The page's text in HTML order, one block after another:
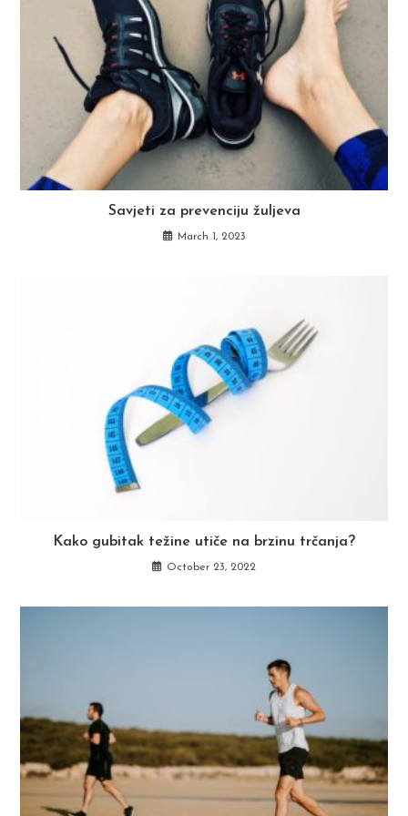
Savjeti za prevenciju žuljeva
March 1, 2023
Kako gubitak težine utiče na brzinu trčanja?
October 23, 2022